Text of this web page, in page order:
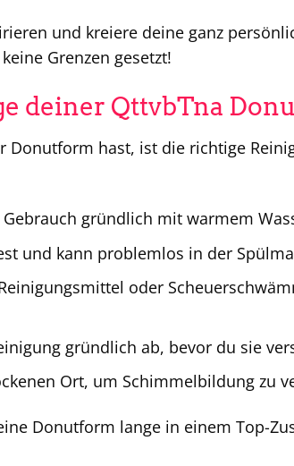
und kreiere deine ganz
Grenzen gesetzt!
deiner QttvbTna
Donutform hast, ist die richtige
gründlich mit warmem
und kann problemlos in der
oder
gründlich ab, bevor du sie
Ort, um Schimmelbildung zu
Donutform lange in einem Top-